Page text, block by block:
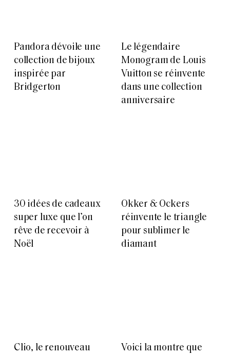
Pandora dévoile une
collection de bijoux
inspirée par
Bridgerton
Le légendaire
Monogram de Louis
Vuitton se réinvente
dans une collection
anniversaire
30 idées de cadeaux
super luxe que l’on
rêve de recevoir à
Noël
Okker & Ockers
réinvente le triangle
pour sublimer le
diamant
Clio, le renouveau
Voici la montre que